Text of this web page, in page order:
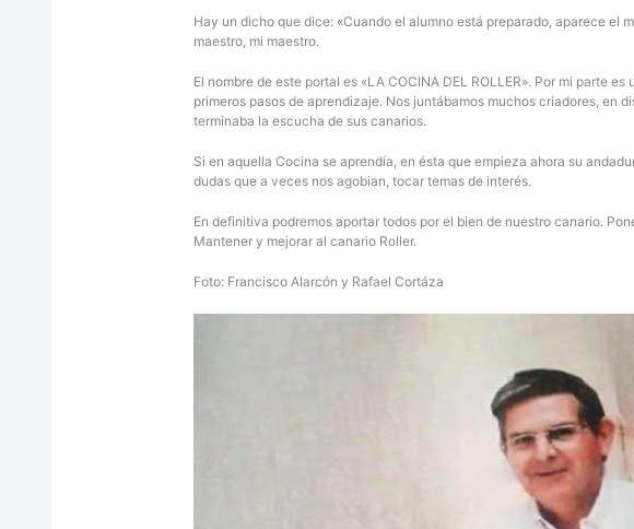
Hay un dicho que dice: «Cuando el alumno está preparado, aparece el
maestro, mi maestro.
El nombre de este portal es «LA COCINA DEL ROLLER». Por mi parte
primeros pasos de aprendizaje. Nos juntábamos muchos criadores, en
terminaba la escucha de sus canarios.
Si en aquella Cocina se aprendía, en ésta que empieza ahora su
dudas que a veces nos agobian, tocar temas de interés.
En definitiva podremos aportar todos por el bien de nuestro canario.
Mantener y mejorar al canario Roller.
Foto: Francisco Alarcón y Rafael Cortáza